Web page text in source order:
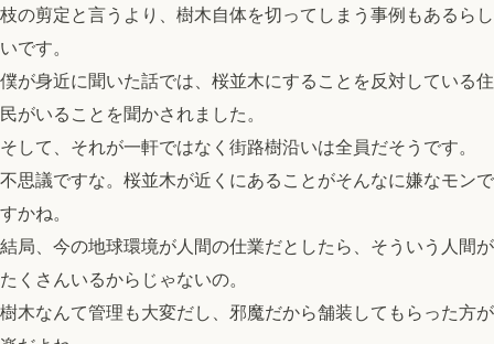
枝の剪定と言うより、樹木自体を切ってしまう事例もあるらし
いです。
僕が身近に聞いた話では、桜並木にすることを反対している住
民がいることを聞かされました。
そして、それが一軒ではなく街路樹沿いは全員だそうです。
不思議ですな。桜並木が近くにあることがそんなに嫌なモンで
すかね。
結局、今の地球環境が人間の仕業だとしたら、そういう人間が
たくさんいるからじゃないの。
樹木なんて管理も大変だし、邪魔だから舗装してもらった方が